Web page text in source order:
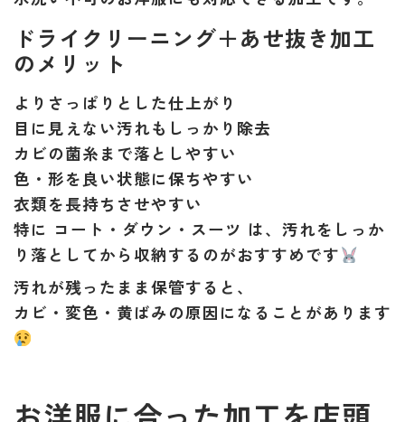
ドライクリーニング＋あせ抜き加工
のメリット
よりさっぱりとした仕上がり
目に見えない汚れもしっかり除去
カビの菌糸まで落としやすい
色・形を良い状態に保ちやすい
衣類を長持ちさせやすい
特に コート・ダウン・スーツ は、汚れをしっか
り落としてから収納するのがおすすめです
汚れが残ったまま保管すると、
カビ・変色・黄ばみの原因 になることがあります